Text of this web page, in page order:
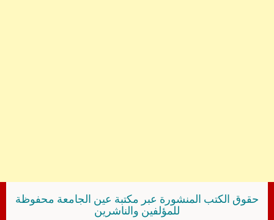
حقوق الكتب المنشورة عبر مكتبة عين الجامعة محفوظة
للمؤلفين والناشرين